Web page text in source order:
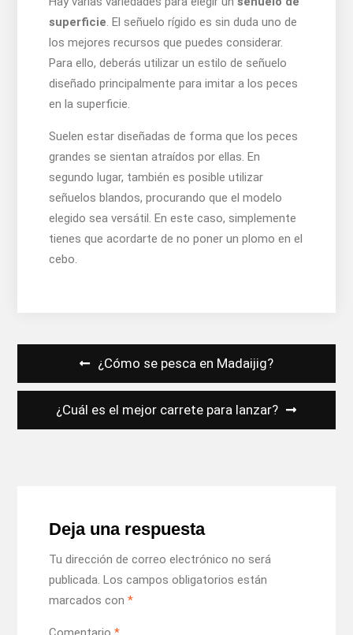
superficie. El señuelo rígido es sin duda uno de
los mejores recursos que puedes considerar.
Para ello, deberás utilizar un estilo de señuelo
diseñado principalmente para imitar a los peces
en la superficie.
Suelen estar diseñadas de forma que los peces
grandes se sientan atraídos por ellas. En
segundo lugar, también es posible utilizar
señuelos blandos, procurando que el modelo
elegido sea versátil. En este caso, simplemente
tienes que acordarte de no poner un plomo en el
cebo.
Navegación
de
entradas
¿Cómo se pesca en Madaijig?
¿Cuál es el mejor carrete para lanzar?
Deja una respuesta
Tu dirección de correo electrónico no será
publicada. Los campos obligatorios están
marcados con *